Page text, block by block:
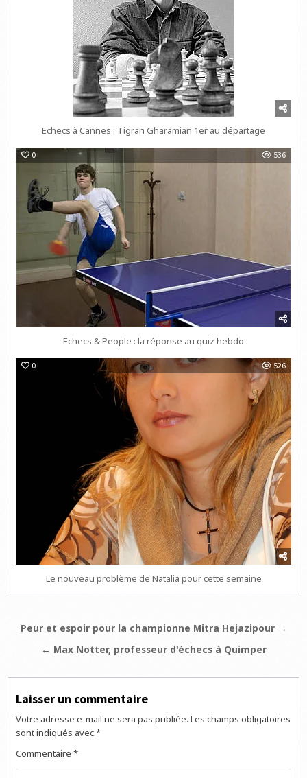
Echecs à Cannes : Tigran Gharamian 1er au départage
0 536
Echecs & People : la réponse au quiz hebdo
0 526
Le nouveau problème de Natalia pour cette semaine
Navigation
Peur et espoir pour la championne Mitra Hejazipour →
← Max Notter, professeur d'échecs à Quimper
Laisser un commentaire
Votre adresse e-mail ne sera pas publiée. Les champs obligatoires
sont indiqués avec*
Commentaire*